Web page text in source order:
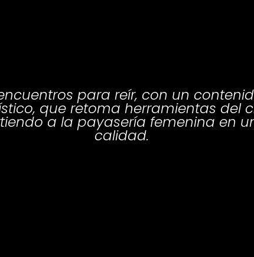
para reír, con un
que retoma herramientas del
a la payasería femenina en
calidad.